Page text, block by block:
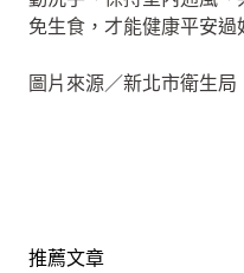
免生食，才能健康平安過
圖片來源／新北市衛生局
推薦文章